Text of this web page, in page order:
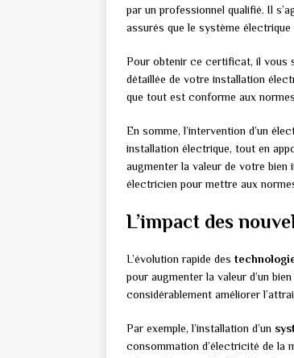
par un professionnel qualifié. Il
assurés que le système
Pour obtenir ce certificat, il vous
détaillée de votre installation
que tout est conforme aux
En somme, l’intervention d’un
installation électrique, tout en
augmenter la valeur de votre bien
électricien pour mettre aux
L’impact des
L’évolution rapide des
pour augmenter la valeur d’un
considérablement améliorer
Par exemple, l’installation d’un
consommation d’électricité de la